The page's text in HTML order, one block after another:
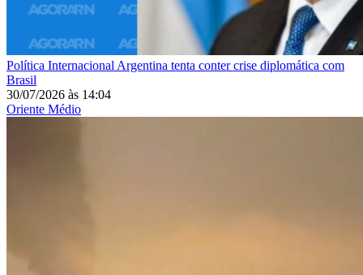
Política Internacional Argentina tenta conter crise diplomática com
Brasil
30/07/2026 às 14:04
Oriente Médio